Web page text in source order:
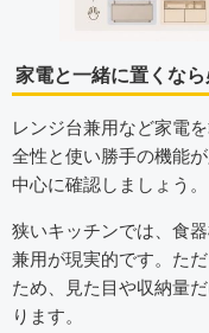
家電と一緒に置くな
レンジ台兼用など家電
全性と使い勝手の機能
中心に確認しましょう。
狭いキッチンでは、食
兼用が現実的です。た
ため、見た目や収納量
ります。